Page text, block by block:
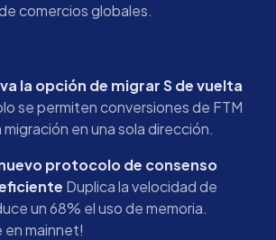
comercios globales.
la opción de migrar S de vuelta
se permiten conversiones de FTM
migración en una sola dirección.
protocolo de consenso
Duplica la velocidad de
un 68% el uso de memoria.
en mainnet!